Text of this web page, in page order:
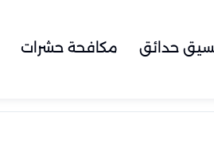
حدائق مكافحة حشرات